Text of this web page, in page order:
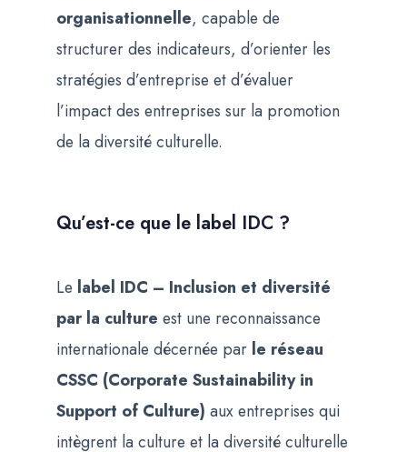
organisationnelle, capable de
structurer des indicateurs, d’orienter les
stratégies d’entreprise et d’évaluer
l’impact des entreprises sur la promotion
de la diversité culturelle.
Qu’est-ce que le label IDC ?
Le label IDC – Inclusion et diversité
par la culture est une reconnaissance
internationale décernée par le réseau
CSSC (Corporate Sustainability in
Support of Culture) aux entreprises qui
intègrent la culture et la diversité culturelle